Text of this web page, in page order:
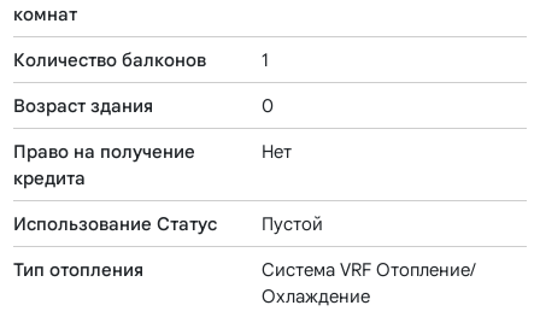
комнат
Количество балконов 1
Возраст здания 0
Право на получение
кредита
Нет
Использование Статус Пустой
Тип отопления
Система VRF Отопление/
Охлаждение